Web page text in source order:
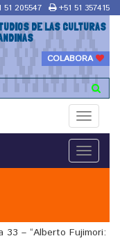
51 205547 +51 51 357415
DE LAS CULTURAS
COLABORA
Toggle
Toggle
33 – “Alberto Fujimori: